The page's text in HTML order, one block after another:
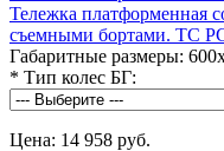
Тележка платформенная
съемными бортами. ТС
Габаритные размеры:
* Тип колес БГ:
14 958 руб.